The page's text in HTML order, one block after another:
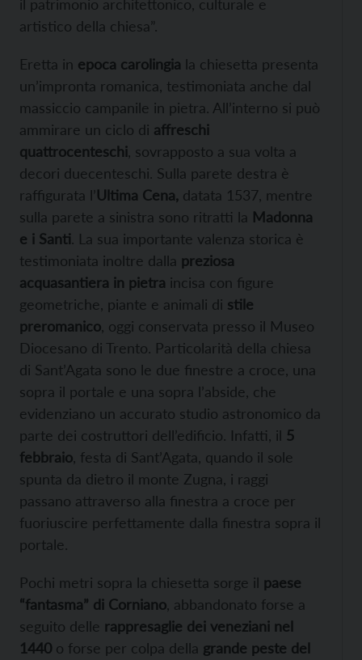
il patrimonio architettonico, culturale e
artistico della chiesa”.
Eretta in epoca carolingia la chiesetta presenta
un’impronta romanica, testimoniata anche dal
massiccio campanile in pietra. All’interno si può
ammirare un ciclo di affreschi
quattrocenteschi , sovrapposto a sua volta a
decori duecenteschi. Sulla parete destra è
raffigurata l’Ultima Cena, datata 1537, mentre
sulla parete a sinistra sono ritratti la Madonna
e i Santi. La sua importante valenza storica è
testimoniata inoltre dalla preziosa
acquasantiera in pietra incisa con figure
geometriche, piante e animali di stile
preromanico , oggi conservata presso il Museo
Diocesano di Trento. Particolarità della chiesa
di Sant’Agata sono le due finestre a croce, una
sopra il portale e una sopra l’abside, che
evidenziano un accurato studio astronomico da
parte dei costruttori dell’edificio. Infatti, il 5
febbraio , festa di Sant’Agata, quando il sole
spunta da dietro il monte Zugna, i raggi
passano attraverso alla finestra a croce per
fuoriuscire perfettamente dalla finestra sopra il
portale.
Pochi metri sopra la chiesetta sorge il paese
“fantasma” di Corniano , abbandonato forse a
seguito delle rappresaglie dei veneziani nel
1440 o forse per colpa della grande peste del